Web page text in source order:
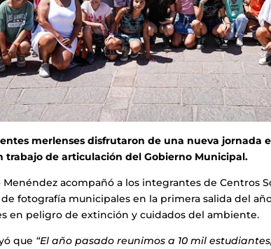
merlenses disfrutaron de una nueva jornada
trabajo de articulación del Gobierno Municipal.
acompañó a los integrantes de Centros
fotografía municipales en la primera salida del
en peligro de extinción y cuidados del ambiente.
que “El año pasado reunimos a 10 mil